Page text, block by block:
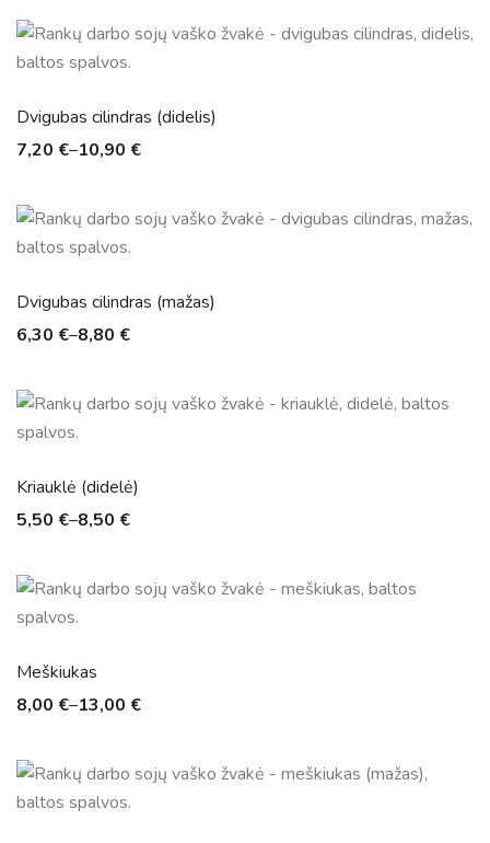
Dvigubas cilindras (didelis)
7,20 €–10,90 €
Dvigubas cilindras (mažas)
6,30 €–8,80 €
Kriauklė (didelė)
5,50 €–8,50 €
Meškiukas
8,00 €–13,00 €